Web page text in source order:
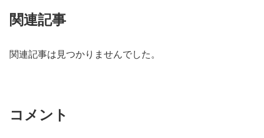
関連記事
関連記事は見つかりませんでした。
コメント